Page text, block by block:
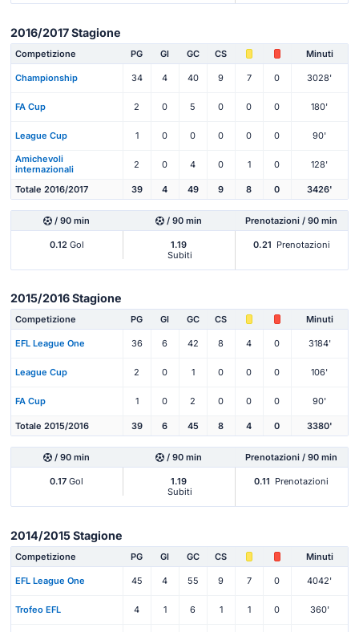
2016/2017 Stagione
Competizione PG Gl GC CS Minuti
Championship 34 4 40 9 7 0 3028'
FA Cup 2 0 5 0 0 0 180'
League Cup 1 0 0 0 0 0 90'
Amichevoli
internazionali
2 0 4 0 1 0 128'
Totale 2016/2017 39 4 49 9 8 0 3426'
/ 90 min / 90 min Prenotazioni / 90 min
0.12 Gol
1.19
Subiti
0.21 Prenotazioni
2015/2016 Stagione
Competizione PG Gl GC CS Minuti
EFL League One 36 6 42 8 4 0 3184'
League Cup 2 0 1 0 0 0 106'
FA Cup 1 0 2 0 0 0 90'
Totale 2015/2016 39 6 45 8 4 0 3380'
/ 90 min / 90 min Prenotazioni / 90 min
0.17 Gol
1.19
Subiti
0.11 Prenotazioni
2014/2015 Stagione
Competizione PG Gl GC CS Minuti
EFL League One 45 4 55 9 7 0 4042'
Trofeo EFL 4 1 6 1 1 0 360'